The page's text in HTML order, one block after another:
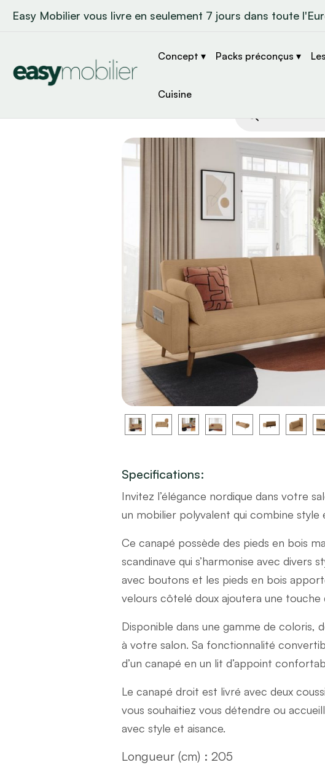
Easy Mobilier vous livre en seulement 7 jours dans toute
Concept ▾ Packs préconçus ▾
Cuisine
de
Specifications:
Invitez l’élégance nordique dans votre
un mobilier polyvalent qui combine
Ce canapé possède des pieds en bois
scandinave qui s’harmonise avec divers
avec boutons et les pieds en bois
velours côtelé doux ajoutera une touche
Disponible dans une gamme de coloris,
à votre salon. Sa fonctionnalité
d’un canapé en un lit d’appoint
Le canapé droit est livré avec deux
vous souhaitiez vous détendre ou
avec style et aisance.
Longueur (cm) : 205